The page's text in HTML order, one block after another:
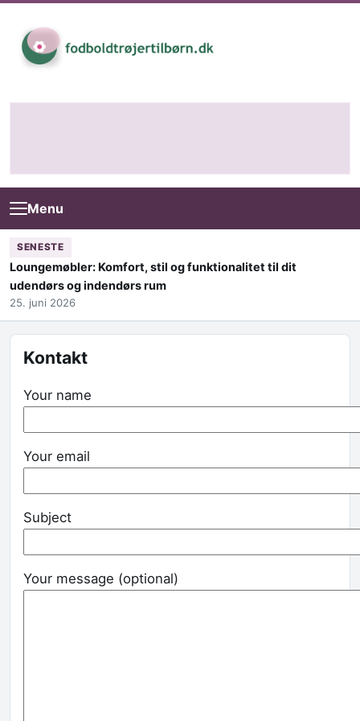
Menu
SENESTE
Loungemøbler: Komfort, stil og funktionalitet til dit
udendørs og indendørs rum
25. juni 2026
Kontakt
Your name
Your email
Subject
Your message (optional)